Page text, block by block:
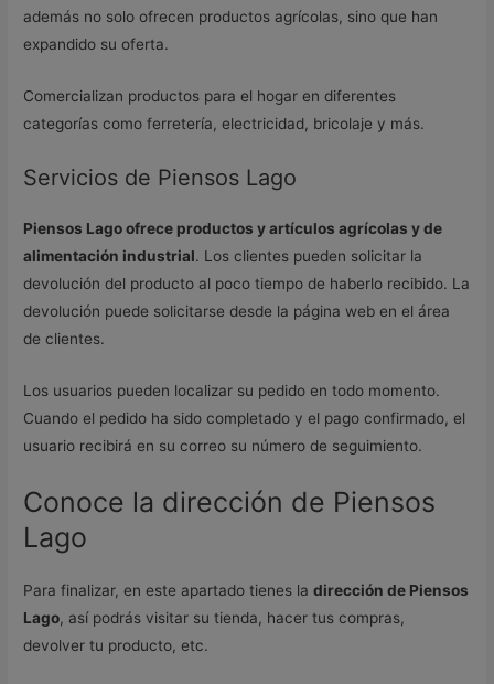
además no solo ofrecen productos agrícolas, sino que han
expandido su oferta.
Comercializan productos para el hogar en diferentes
categorías como ferretería, electricidad, bricolaje y más.
Servicios de Piensos Lago
Piensos Lago ofrece productos y artículos agrícolas y de
alimentación industrial. Los clientes pueden solicitar la
devolución del producto al poco tiempo de haberlo recibido. La
devolución puede solicitarse desde la página web en el área
de clientes.
Los usuarios pueden localizar su pedido en todo momento.
Cuando el pedido ha sido completado y el pago confirmado, el
usuario recibirá en su correo su número de seguimiento.
Conoce la dirección de Piensos
Lago
Para finalizar, en este apartado tienes ladirección de Piensos
Lago, así podrás visitar su tienda, hacer tus compras,
devolver tu producto, etc.